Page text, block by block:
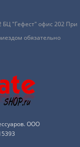
БЦ "Гефест" офис 202 При
обязательно
ООО